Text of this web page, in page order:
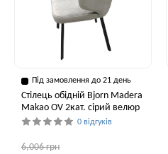
Під замовлення до 21 день
Стілець обідній Bjorn Madera
Makao OV 2кат. сірий велюр
0 відгуків
6,006 грн